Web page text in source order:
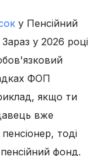
у Пенсійний
у 2026 році
ФОП
якщо ти
вже
тоді
фонд.